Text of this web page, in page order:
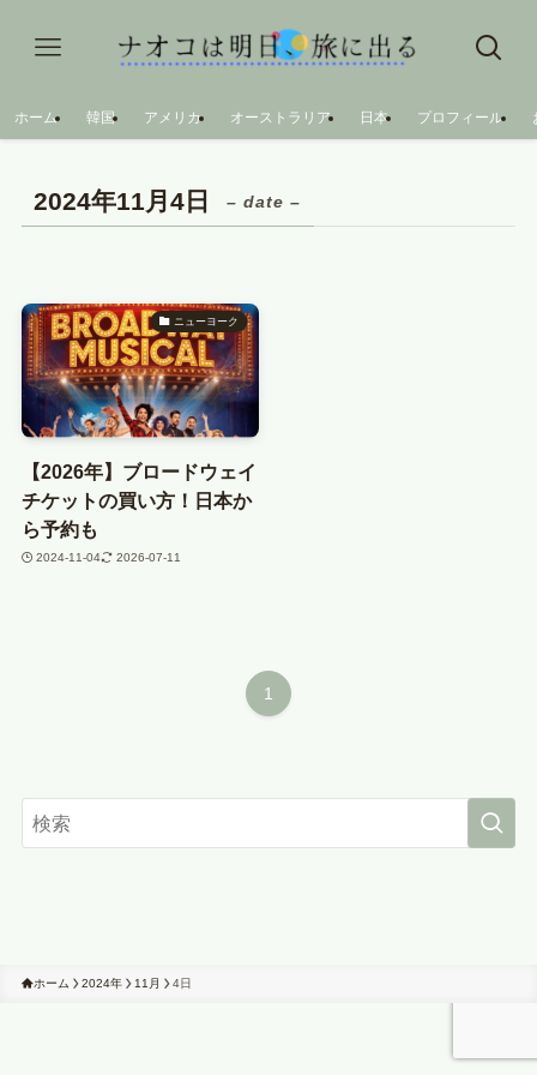
ホーム 韓国 アメリカ オーストラリア 日本 プロフィール
2024年11月4日 – date –
ニューヨーク
【2026年】ブロードウェイ
チケットの買い方！日本か
ら予約も
2024-11-04 2026-07-11
1
ホーム 2024年 11月 4日